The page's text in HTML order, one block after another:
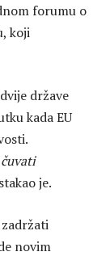
forumu o
koji
države
kada EU
je.
novim